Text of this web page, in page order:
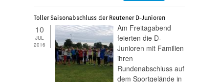
Toller Saisonabschluss der Reutener D-Junioren
10
JUL
2016
Am Freitagabend
feierten die D-
Junioren mit Familien
ihren
Rundenabschluss auf
dem Sportgelände in